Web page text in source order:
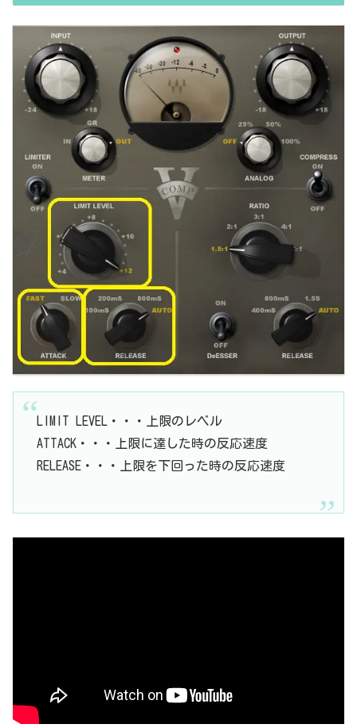
LIMIT LEVEL・・・上限のレベル
ATTACK・・・上限に達した時の反応速度
RELEASE・・・上限を下回った時の反応速度